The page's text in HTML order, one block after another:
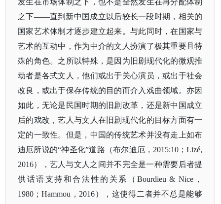
发生在市场体制之下，也不是全然发生在再分配体制
之下——直到新中国成立以后较长一段时期，相关的
国家艺术体制才逐步建立起来。与此同时，在国家与
艺术的互动中，作为中介的文人扮演了极其重要且特
殊的角色。之所以特殊，是因为旧剧现代化的微观推
动者是各式文人，他们或出于关心演员，或出于社会
改良，或出于保存传统的目的而介入戏曲领域。亦因
如此，无论是民国时期的旧剧改革，还是新中国成立
后的戏改，艺人与文人在旧剧现代化的目标方面有一
定的一致性。但是，中国的传统艺术并没有走上如布
迪厄所说的“神圣化”道路（布尔迪厄，2015:10；Lizé,
2016），艺人与文人之间并不完全是一种需要后者提
供话语支持和合法性的关系（Bourdieu & Nice，
1980；Hammou，2016），这使得二者并不总是能够